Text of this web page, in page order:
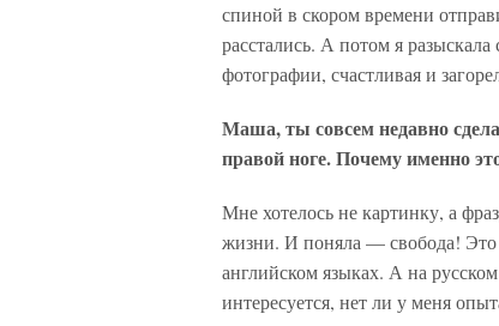
спиной в скором времени
расстались. А потом я
фотографии, счастливая и
Маша, ты совсем недавно
правой ноге. Почему именно
Мне хотелось не картинку, а
жизни. И поняла — свобода! Это
английском языках. А на
интересуется, нет ли у меня